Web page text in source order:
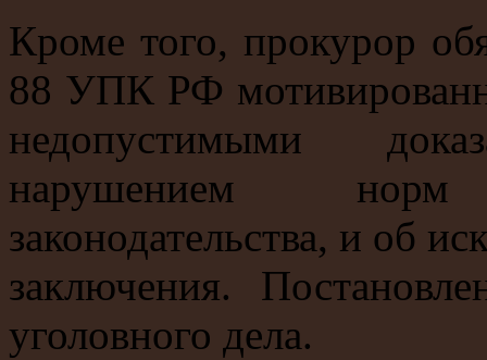
Кроме того, прокурор
88 УПК РФ
недопустимыми
нарушением норм
законодательства, и об
заключения.
уголовного дела.